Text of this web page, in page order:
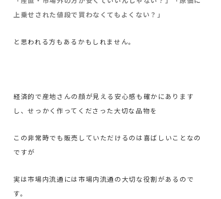
上乗せされた値段で買わなくてもよくない？」
と思われる方もあるかもしれません。
経済的で産地さんの顔が見える安心感も確かにあります
し、せっかく作ってくださった大切な品物を
この非常時でも販売していただけるのは喜ばしいことなの
ですが
実は市場内流通には市場内流通の大切な役割があるので
す。